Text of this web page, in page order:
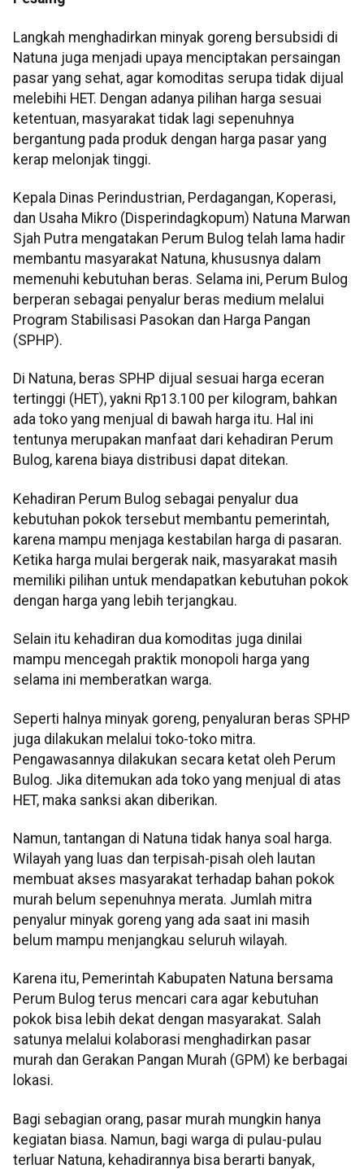
Langkah menghadirkan minyak goreng bersubsidi di
Natuna juga menjadi upaya menciptakan persaingan
pasar yang sehat, agar komoditas serupa tidak dijual
melebihi HET. Dengan adanya pilihan harga sesuai
ketentuan, masyarakat tidak lagi sepenuhnya
bergantung pada produk dengan harga pasar yang
kerap melonjak tinggi.
Kepala Dinas Perindustrian, Perdagangan, Koperasi,
dan Usaha Mikro (Disperindagkopum) Natuna Marwan
Sjah Putra mengatakan Perum Bulog telah lama hadir
membantu masyarakat Natuna, khususnya dalam
memenuhi kebutuhan beras. Selama ini, Perum Bulog
berperan sebagai penyalur beras medium melalui
Program Stabilisasi Pasokan dan Harga Pangan
(SPHP).
Di Natuna, beras SPHP dijual sesuai harga eceran
tertinggi (HET), yakni Rp13.100 per kilogram, bahkan
ada toko yang menjual di bawah harga itu. Hal ini
tentunya merupakan manfaat dari kehadiran Perum
Bulog, karena biaya distribusi dapat ditekan.
Kehadiran Perum Bulog sebagai penyalur dua
kebutuhan pokok tersebut membantu pemerintah,
karena mampu menjaga kestabilan harga di pasaran.
Ketika harga mulai bergerak naik, masyarakat masih
memiliki pilihan untuk mendapatkan kebutuhan pokok
dengan harga yang lebih terjangkau.
Selain itu kehadiran dua komoditas juga dinilai
mampu mencegah praktik monopoli harga yang
selama ini memberatkan warga.
Seperti halnya minyak goreng, penyaluran beras SPHP
juga dilakukan melalui toko-toko mitra.
Pengawasannya dilakukan secara ketat oleh Perum
Bulog. Jika ditemukan ada toko yang menjual di atas
HET, maka sanksi akan diberikan.
Namun, tantangan di Natuna tidak hanya soal harga.
Wilayah yang luas dan terpisah-pisah oleh lautan
membuat akses masyarakat terhadap bahan pokok
murah belum sepenuhnya merata. Jumlah mitra
penyalur minyak goreng yang ada saat ini masih
belum mampu menjangkau seluruh wilayah.
Karena itu, Pemerintah Kabupaten Natuna bersama
Perum Bulog terus mencari cara agar kebutuhan
pokok bisa lebih dekat dengan masyarakat. Salah
satunya melalui kolaborasi menghadirkan pasar
murah dan Gerakan Pangan Murah (GPM) ke berbagai
lokasi.
Bagi sebagian orang, pasar murah mungkin hanya
kegiatan biasa. Namun, bagi warga di pulau-pulau
terluar Natuna, kehadirannya bisa berarti banyak,